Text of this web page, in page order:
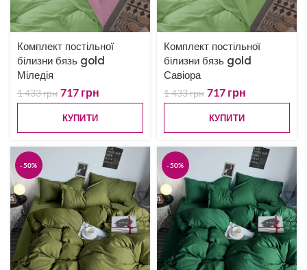
Комплект постільної
білизни бязь gold
Міледія
1 433грн 717 грн
КУПИТИ
Комплект постільної
білизни бязь gold
Савіора
1 433грн 717 грн
КУПИТИ
-50% -50%